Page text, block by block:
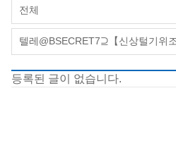
전체
등록된 글이 없습니다.